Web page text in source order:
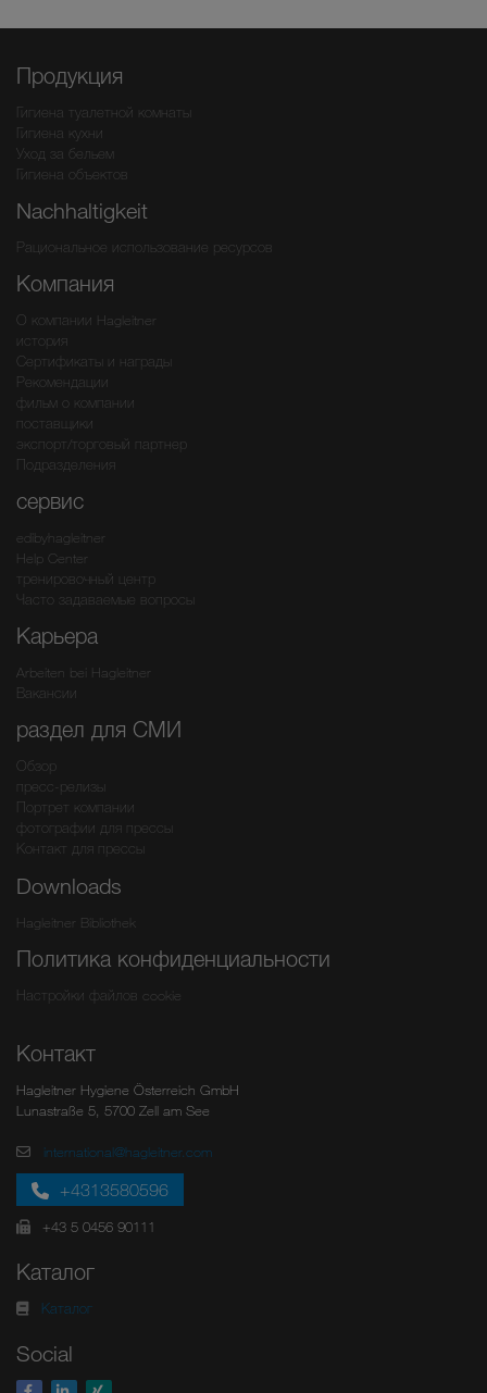
Продукция
Гигиена туалетной комнаты
Гигиена кухни
Уход за бельем
Гигиена объектов
Nachhaltigkeit
Рациональное использование ресурсов
Компания
О компании Hagleitner
история
Сертификаты и награды
Рекомендации
фильм о компании
поставщики
экспорт/торговый партнер
Подразделения
сервис
edibyhagleitner
Help Center
тренировочный центр
Часто задаваемые вопросы
Карьера
Arbeiten bei Hagleitner
Вакансии
раздел для СМИ
Обзор
пресс-релизы
Портрет компании
фотографии для прессы
Контакт для прессы
Downloads
Hagleitner Bibliothek
Политика конфиденциальности
Настройки файлов cookie
Контакт
Hagleitner Hygiene Österreich GmbH
Lunastraße 5, 5700 Zell am See
international@hagleitner.com
+4313580596
+43 5 0456 90111
Каталог
Каталог
Social